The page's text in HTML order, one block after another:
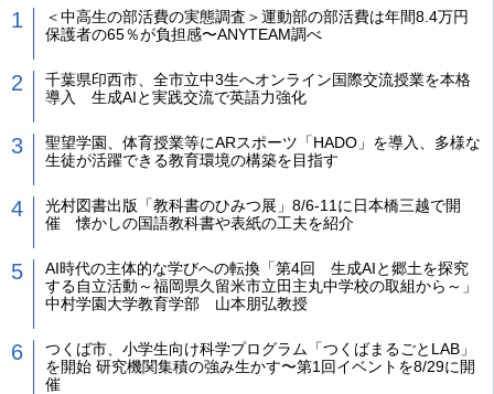
＜中高生の部活費の実態調査＞運動部の部活費は年間8.4万円
保護者の65％が負担感〜ANYTEAM調べ
千葉県印西市、全市立中3生へオンライン国際交流授業を本格
導入 生成AIと実践交流で英語力強化
聖望学園、体育授業等にARスポーツ「HADO」を導入、多様な
生徒が活躍できる教育環境の構築を目指す
光村図書出版「教科書のひみつ展」8/6-11に日本橋三越で開
催 懐かしの国語教科書や表紙の工夫を紹介
AI時代の主体的な学びへの転換「第4回 生成AIと郷土を探究
する自立活動～福岡県久留米市立田主丸中学校の取組から～」
中村学園大学教育学部 山本朋弘教授
つくば市、小学生向け科学プログラム「つくばまるごとLAB」
を開始 研究機関集積の強み生かす〜第1回イベントを8/29に開
催